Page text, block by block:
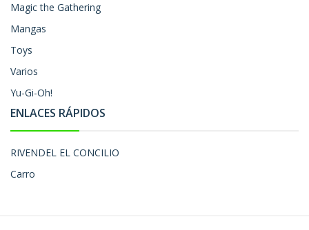
Magic the Gathering
Mangas
Toys
Varios
Yu-Gi-Oh!
ENLACES RÁPIDOS
RIVENDEL EL CONCILIO
Carro